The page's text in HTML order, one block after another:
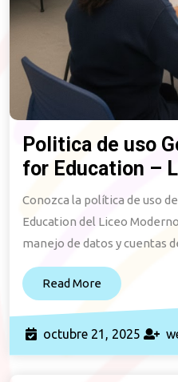
Politica de uso
for Education –
Conozca la política de uso
Education del Liceo
manejo de datos y cuentas
Read MoreRead
More
octubre 21, 2025
21,